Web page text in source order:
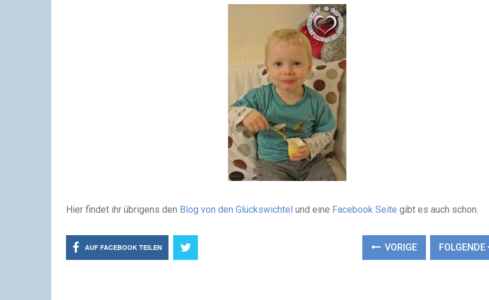
Hier findet ihr übrigens den Blog von den Glückswichtel und eine Facebook Seite gibt es auch schon.
AUF FACEBOOK TEILEN VORIGE FOLGENDE